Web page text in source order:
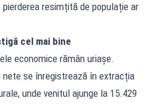
resimțită de populație ar
cel mai bine
economice rămân uriașe.
nete se înregistrează în extracția
unde venitul ajunge la 15.429